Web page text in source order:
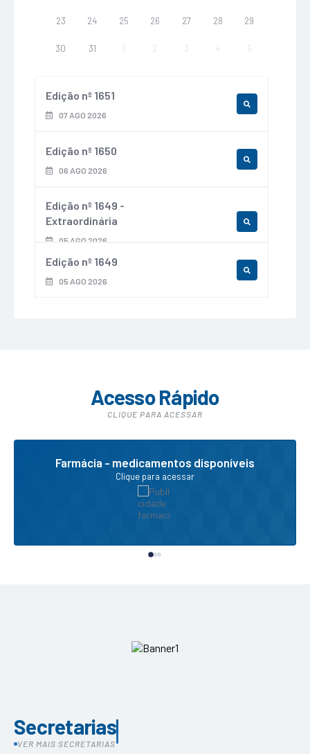
23 24 25 26 27 28 29
30 31 1 2 3 4 5
Edição nº 1651
07 AGO 2026
Edição nº 1650
06 AGO 2026
Edição nº 1649 -
Extraordinária
05 AGO 2026
Edição nº 1649
05 AGO 2026
Acesso Rápido
CLIQUE PARA ACESSAR
Farmácia - medicamentos disponíveis
Clique para acessar
Secretarias
VER MAIS SECRETARIAS